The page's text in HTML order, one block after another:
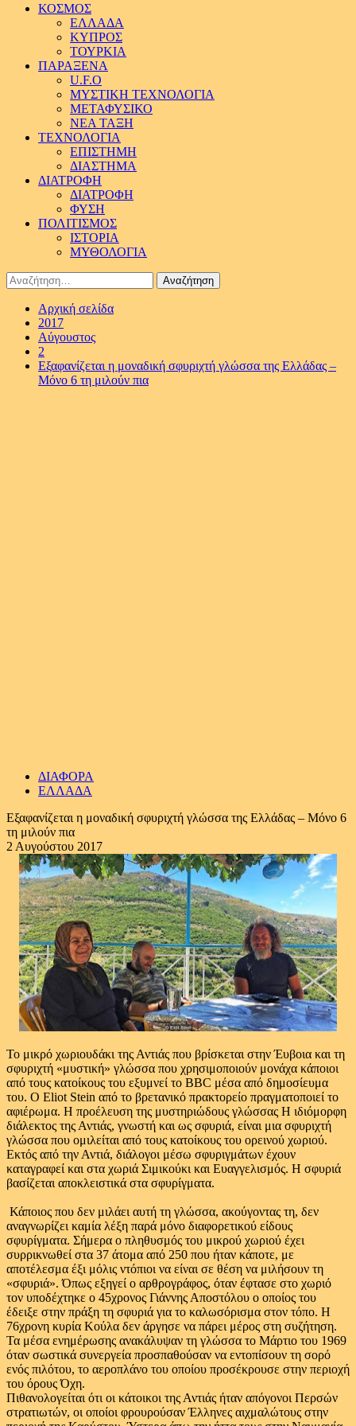
ΚΟΣΜΟΣ
ΕΛΛΑΔΑ
ΚΥΠΡΟΣ
ΤΟΥΡΚΙΑ
ΠΑΡΑΞΕΝΑ
U.F.O
ΜΥΣΤΙΚΗ ΤΕΧΝΟΛΟΓΙΑ
ΜΕΤΑΦΥΣΙΚΟ
ΝΕΑ ΤΑΞΗ
ΤΕΧΝΟΛΟΓΙΑ
ΕΠΙΣΤΗΜΗ
ΔΙΑΣΤΗΜΑ
ΔΙΑΤΡΟΦΗ
ΔΙΑΤΡΟΦΗ
ΦΥΣΗ
ΠΟΛΙΤΙΣΜΟΣ
ΙΣΤΟΡΙΑ
ΜΥΘΟΛΟΓΙΑ
Αναζήτηση
για:
Αρχική σελίδα
2017
Αύγουστος
2
Εξαφανίζεται η μοναδική σφυριχτή γλώσσα της Ελλάδας –
Μόνο 6 τη μιλούν πια
ΔΙΑΦΟΡΑ
ΕΛΛΑΔΑ
Εξαφανίζεται η μοναδική σφυριχτή γλώσσα της Ελλάδας – Μόνο 6
τη μιλούν πια
2 Αυγούστου 2017
Το μικρό χωριουδάκι της Αντιάς που βρίσκεται στην Έυβοια και τη
σφυριχτή «μυστική» γλώσσα που χρησιμοποιούν μονάχα κάποιοι
από τους κατοίκους του εξυμνεί το BBC μέσα από δημοσίευμα
του. Ο Eliot Stein από το βρετανικό πρακτορείο πραγματοποιεί το
αφιέρωμα. Η προέλευση της μυστηριώδους γλώσσας Η ιδιόμορφη
διάλεκτος της Αντιάς, γνωστή και ως σφυριά, είναι μια σφυριχτή
γλώσσα που ομιλείται από τους κατοίκους του ορεινού χωριού.
Εκτός από την Αντιά, διάλογοι μέσω σφυριγμάτων έχουν
καταγραφεί και στα χωριά Σιμικούκι και Ευαγγελισμός. Η σφυριά
βασίζεται αποκλειστικά στα σφυρίγματα.
Κάποιος που δεν μιλάει αυτή τη γλώσσα, ακούγοντας τη, δεν
αναγνωρίζει καμία λέξη παρά μόνο διαφορετικού είδους
σφυρίγματα. Σήμερα ο πληθυσμός του μικρού χωριού έχει
συρρικνωθεί στα 37 άτομα από 250 που ήταν κάποτε, με
αποτέλεσμα έξι μόλις ντόπιοι να είναι σε θέση να μιλήσουν τη
«σφυριά». Όπως εξηγεί ο αρθρογράφος, όταν έφτασε στο χωριό
τον υποδέχτηκε ο 45χρονος Γιάννης Αποστόλου ο οποίος του
έδειξε στην πράξη τη σφυριά για το καλωσόρισμα στον τόπο. Η
76χρονη κυρία Κούλα δεν άργησε να πάρει μέρος στη συζήτηση.
Τα μέσα ενημέρωσης ανακάλυψαν τη γλώσσα το Μάρτιο του 1969
όταν σωστικά συνεργεία προσπαθούσαν να εντοπίσουν τη σορό
ενός πιλότου, το αεροπλάνο του οποίου προσέκρουσε στην περιοχή
του όρους Όχη.
Πιθανολογείται ότι οι κάτοικοι της Αντιάς ήταν απόγονοι Περσών
στρατιωτών, οι οποίοι φρουρούσαν Έλληνες αιχμαλώτους στην